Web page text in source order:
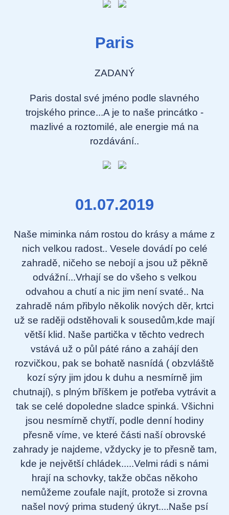
Paris
ZADANÝ
Paris dostal své jméno podle slavného
trojského prince...A je to naše princátko -
mazlivé a roztomilé, ale energie má na
rozdávání..
01.07.2019
Naše miminka nám rostou do krásy a máme z
nich velkou radost.. Vesele dovádí po celé
zahradě, ničeho se nebojí a jsou už pěkně
odvážní...Vrhají se do všeho s velkou
odvahou a chutí a nic jim není svaté.. Na
zahradě nám přibylo několik nových děr, krtci
už se raději odstěhovali k sousedům,kde mají
větší klid. Naše partička v těchto vedrech
vstává už o půl páté ráno a zahájí den
rozvičkou, pak se bohatě nasnídá ( obzvláště
kozí sýry jim jdou k duhu a nesmírně jim
chutnají), s plným bříškem je potřeba vytrávit a
tak se celé dopoledne sladce spinká. Všichni
jsou nesmírně chytří, podle denní hodiny
přesně víme, ve které části naší obrovské
zahrady je najdeme, vždycky je to přesně tam,
kde je největší chládek.....Velmi rádi s námi
hrají na schovky, takže občas někoho
nemůžeme zoufale najít, protože si zrovna
našel nový prima studený úkryt....Naše psí